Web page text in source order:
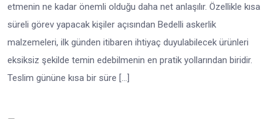
etmenin ne kadar önemli olduğu daha net anlaşılır. Özellikle kısa
süreli görev yapacak kişiler açısından Bedelli askerlik
malzemeleri, ilk günden itibaren ihtiyaç duyulabilecek ürünleri
eksiksiz şekilde temin edebilmenin en pratik yollarından biridir.
Teslim gününe kısa bir süre […]